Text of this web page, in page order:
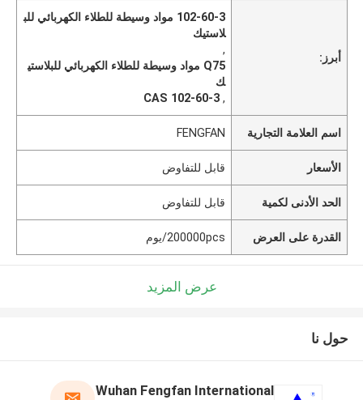
أبرز:
102-60-3 مواد وسيطة للطلاء الكهربائي للب
لاستيك
,
Q75 مواد وسيطة للطلاء الكهربائي للبلاستي
ك
,
CAS 102-60-3
اسم العلامة التجارية FENGFAN
الأسعار قابل للتفاوض
الحد الأدنى لكمية قابل للتفاوض
القدرة على العرض 200000pcs/يوم
عرض المزيد
حول نا
Wuhan Fengfan International